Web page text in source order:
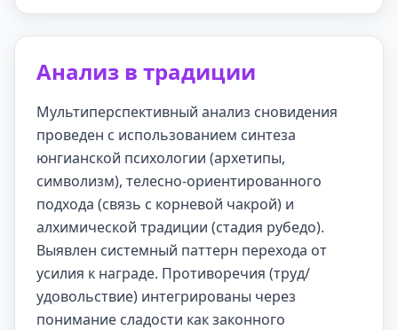
Анализ в традиции
Мультиперспективный анализ сновидения
проведен с использованием синтеза
юнгианской психологии (архетипы,
символизм), телесно-ориентированного
подхода (связь с корневой чакрой) и
алхимической традиции (стадия рубедо).
Выявлен системный паттерн перехода от
усилия к награде. Противоречия (труд/
удовольствие) интегрированы через
понимание сладости как законного